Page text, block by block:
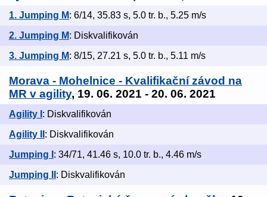
1. Jumping M: 6/14, 35.83 s, 5.0 tr. b., 5.25 m/s
2. Jumping M: Diskvalifikován
3. Jumping M: 8/15, 27.21 s, 5.0 tr. b., 5.11 m/s
Morava - Mohelnice - Kvalifikační závod na
MR v agility, 19. 06. 2021 - 20. 06. 2021
Agility I : Diskvalifikován
Agility II : Diskvalifikován
Jumping I : 34/71, 41.46 s, 10.0 tr. b., 4.46 m/s
Jumping II : Diskvalifikován